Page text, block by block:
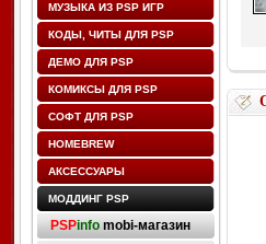
МУЗЫКА ИЗ PSP ИГР
КОДЫ, ЧИТЫ ДЛЯ PSP
ДЕМО ДЛЯ PSP
КОМИКСЫ ДЛЯ PSP
СОФТ ДЛЯ PSP
HOMEBREW
АКСЕССУАРЫ
МОДДИНГ PSP
PSPinfo mobi-магазин